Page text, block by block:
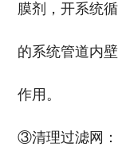
膜剂，开系统
的系统管道内
作用。
③清理过滤网